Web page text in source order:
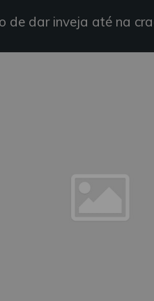
de dar inveja até na